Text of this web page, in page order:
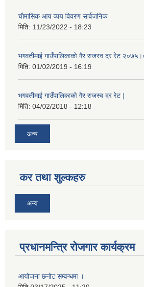
चाैमासिक आय व्यय विवरण सार्वजनिक
मिति: 11/23/2022 - 18:23
भगवतीमाई गाउँपालिकाको गैर राजस्व दर रेट
मिति: 01/02/2019 - 16:19
भगवतीमाई गाउँपालिकाको गैर राजस्व दर रेट |
मिति: 04/02/2018 - 12:18
अन्य
कर तथा शुल्कहरु
अन्य
प्रधानमन्त्रि रोजगार कार्यक्रम
आयोजना छनोट सम्वन्धमा ।